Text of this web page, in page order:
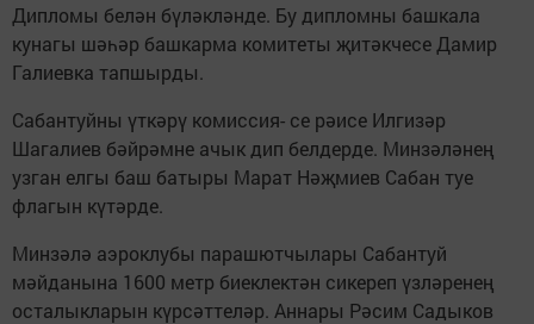
Дипломы белән бүләкләнде. Бу дипломны башкала
куна­гы шәһәр башкарма комитеты җитәкчесе Дамир
Галиевка тап­шырды.
Сабантуйны үткәрү комиссия- се рәисе Илгизәр
Шагалиев бәйрәмне ачык дип белдерде. Минзәләнең
узган елгы баш батыры Марат Нәҗмиев Сабан туе
флагын күтәрде.
Минзәлә аэроклубы парашют­чылары Сабантуй
мәйданына 1600 метр биеклектән сике­реп үзләренең
осталыкларын күрсәттеләр. Аннары Рәсим Садыков